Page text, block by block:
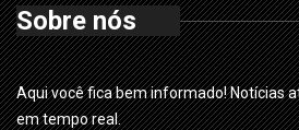
Sobre nós
Aqui você fica bem informado! Notícias
em tempo real.